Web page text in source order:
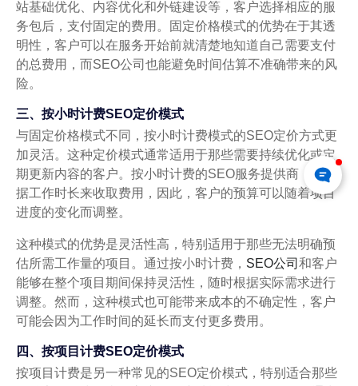
站基础优化、内容优化和外链建设等，客户选择相应的服
务包后，支付固定的费用。固定价格模式的优势在于其透
明性，客户可以在服务开始前就清楚地知道自己需要支付
的总费用，而SEO公司也能避免时间估算不准确带来的风
险。
三、按小时计费SEO定价模式
与固定价格模式不同，按小时计费模式的SEO定价方式更
加灵活。这种定价模式通常适用于那些需要持续优化或定
期更新内容的客户。按小时计费的SEO服务提供商，会根
据工作时长来收取费用，因此，客户的预算可以随着项目
进度的变化而调整。
这种模式的优势是灵活性高，特别适用于那些无法明确预
估所需工作量的项目。通过按小时计费， SEO公司 和客户
能够在整个项目期间保持灵活性，随时根据实际需求进行
调整。然而，这种模式也可能带来成本的不确定性，客户
可能会因为工作时间的延长而支付更多费用。
四、按项目计费SEO定价模式
按项目计费是另一种常见的SEO定价模式，特别适合那些